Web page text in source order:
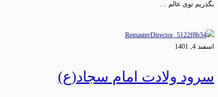
بگذریم توی عالم …
اسفند 4, 1401
سرود ولادت امام سجاد(ع)